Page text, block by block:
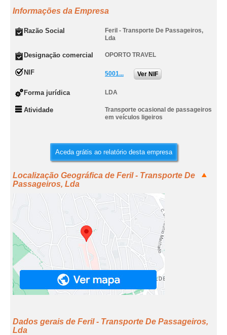
Informações da Empresa
Razão Social
Feril - Transporte De Passageiros,
Lda
Designação comercial OPORTO TRAVEL
NIF 5001... Ver NIF
Forma jurídica LDA
Atividade
Transporte ocasional de passageiros
em veículos ligeiros
Aceda grátis ao relatório desta empresa
Localização Geográfica de Feril - Transporte De
Passageiros, Lda
Dados gerais de Feril - Transporte De Passageiros,
Lda